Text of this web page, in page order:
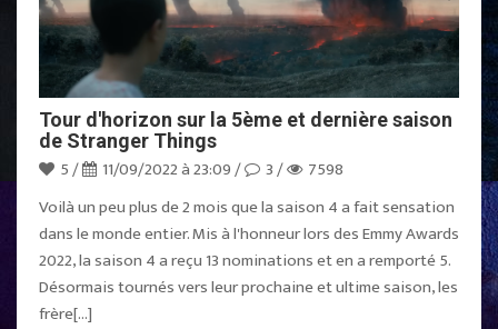
Tour d'horizon sur la 5ème et dernière saison
de Stranger Things
5 / 11/09/2022 à 23:09 / 3 /
7598
Voilà un peu plus de 2 mois que la saison 4 a fait sensation
dans le monde entier. Mis à l'honneur lors des Emmy Awards
2022, la saison 4 a reçu 13 nominations et en a remporté 5.
Désormais tournés vers leur prochaine et ultime saison, les
frère[...]